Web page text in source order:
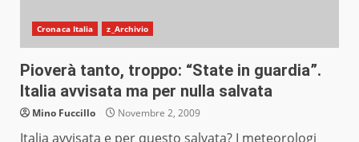
Cronaca Italia z_Archivio
Pioverà tanto, troppo: “State in guardia”.
Italia avvisata ma per nulla salvata
Mino Fuccillo Novembre 2, 2009
Italia avvisata e per questo salvata? I meteorologi